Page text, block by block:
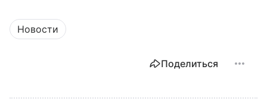
Новости
Поделиться